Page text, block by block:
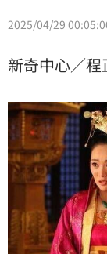
2025/04/29
新奇中心／程